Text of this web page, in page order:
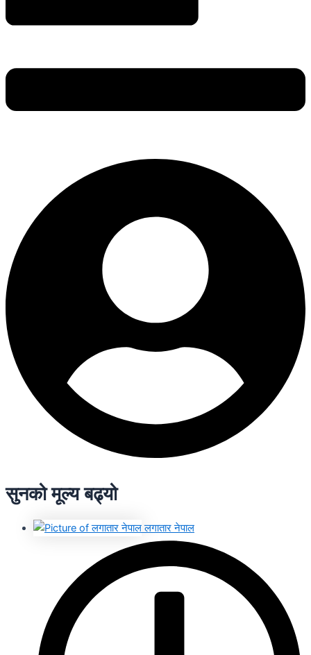
सुनको मूल्य बढ्यो
लगातार नेपाल